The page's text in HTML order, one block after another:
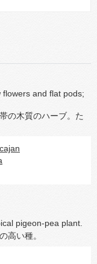
and flat pods;
の木質のハーブ。た
pigeon-pea plant.
高い種。